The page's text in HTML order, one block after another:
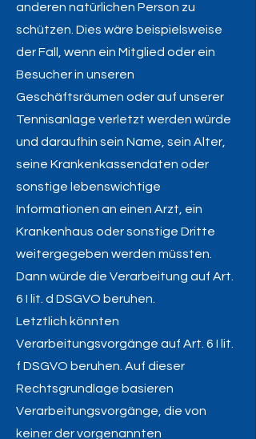
anderen natürlichen Person zu
schützen. Dies wäre beispielsweise
der Fall, wenn ein Mitglied oder ein
Besucher in unseren
Geschäftsräumen oder auf unserer
Tennisanlage verletzt werden würde
und daraufhin sein Name, sein Alter,
seine Krankenkassendaten oder
sonstige lebenswichtige
Informationen an einen Arzt, ein
Krankenhaus oder sonstige Dritte
weitergegeben werden müssten.
Dann würde die Verarbeitung auf Art.
6 I lit. d DSGVO beruhen.
Letztlich könnten
Verarbeitungsvorgänge auf Art. 6 I lit.
f DSGVO beruhen. Auf dieser
Rechtsgrundlage basieren
Verarbeitungsvorgänge, die von
keiner der vorgenannten